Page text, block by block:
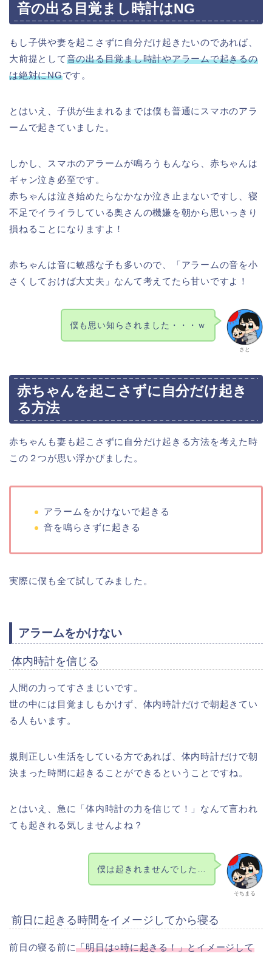
音の出る目覚まし時計はNG
もし子供や妻を起こさずに自分だけ起きたいのであれば、
大前提として音の出る目覚まし時計やアラームで起きるの
は絶対にNGです。
とはいえ、子供が生まれるまでは僕も普通にスマホのアラ
ームで起きていました。
しかし、スマホのアラームが鳴ろうもんなら、赤ちゃんは
ギャン泣き必至です。
赤ちゃんは泣き始めたらなかなか泣き止まないですし、寝
不足でイライラしている奥さんの機嫌を朝から思いっきり
損ねることになりますよ！
赤ちゃんは音に敏感な子も多いので、「アラームの音を小
さくしておけば大丈夫」なんて考えてたら甘いですよ！
さと
僕も思い知らされました・・・ｗ
赤ちゃんを起こさずに自分だけ起き
る方法
赤ちゃんも妻も起こさずに自分だけ起きる方法を考えた時
この２つが思い浮かびました。
アラームをかけないで起きる
音を鳴らさずに起きる
実際に僕も全て試してみました。
アラームをかけない
体内時計を信じる
人間の力ってすさまじいです。
世の中には目覚ましもかけず、体内時計だけで朝起きてい
る人もいます。
規則正しい生活をしている方であれば、体内時計だけで朝
決まった時間に起きることができるということですね。
とはいえ、急に「体内時計の力を信じて！」なんて言われ
ても起きれる気しませんよね？
そちまる
僕は起きれませんでした…
前日に起きる時間をイメージしてから寝る
前日の寝る前に「明日は○時に起きる！」とイメージして